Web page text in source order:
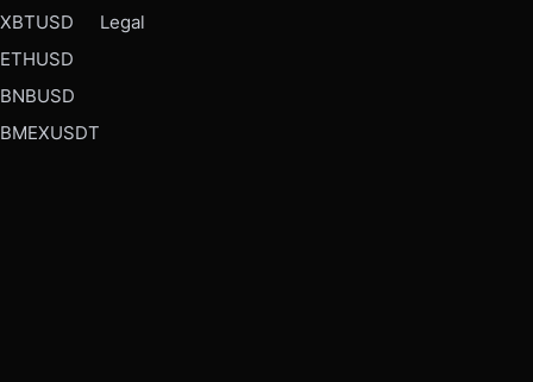
XBTUSD
ETHUSD
BNBUSD
BMEXUSDT
Legal